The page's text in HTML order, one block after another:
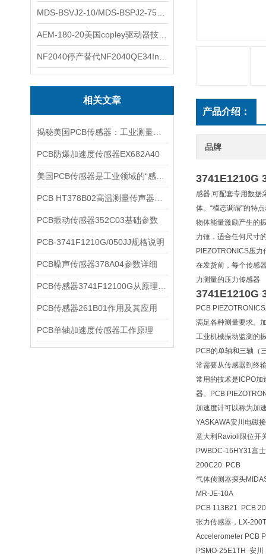
相关文章
PCB防爆加速度传感器EX682A40
PCB振动传感器352C03基础参数
PCB-3741F1210G/050JJ规格说明
PCB噪声传感器378A04参数详细
PCB传感器261B01作用及其应用
PCB单轴加速度传感器工作原理
产品介绍：
品牌
3741E1210G
感器,可配套专用数据
体。“模态调谐"的特
物体能量激励产生的
力锤，适合任何尺寸
PIEZOTRONICS压
在发货前，每个传感
力测量的压力传感器
3741E1210G
PCB
满足各种测量要求。
工业机械振动监测的
PCB的单轴和三轴（
常需要从传感器到终
常用的技术是ICPO加
器。PCB
加速度计可以称为加
YASKAWA安川电磁
意大利Ravioli限位开
PWBDC-16HY31富
200C20 PCB
气体侦测器探头
MR-JE-10A
PCB 113B21 PCB
张力传感器，LX-
Accelerometer PCB
PSMO-25E1TH 安